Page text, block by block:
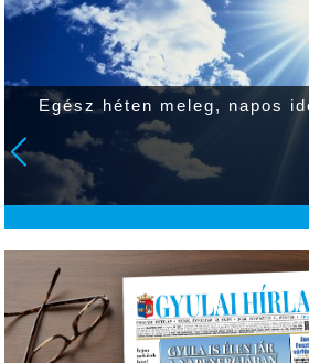
Egész héten meleg, napos